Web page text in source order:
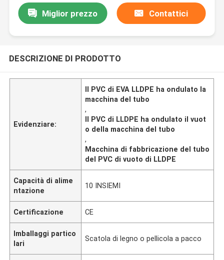
Miglior prezzo Contattici
DESCRIZIONE DI PRODOTTO
Evidenziare:
Il PVC di EVA LLDPE ha ondulato la
macchina del tubo
,
Il PVC di LLDPE ha ondulato il vuot
o della macchina del tubo
,
Macchina di fabbricazione del tubo
del PVC di vuoto di LLDPE
Capacità di alime
ntazione
10 INSIEMI
Certificazione CE
Imballaggi partico
lari
Scatola di legno o pellicola a pacco